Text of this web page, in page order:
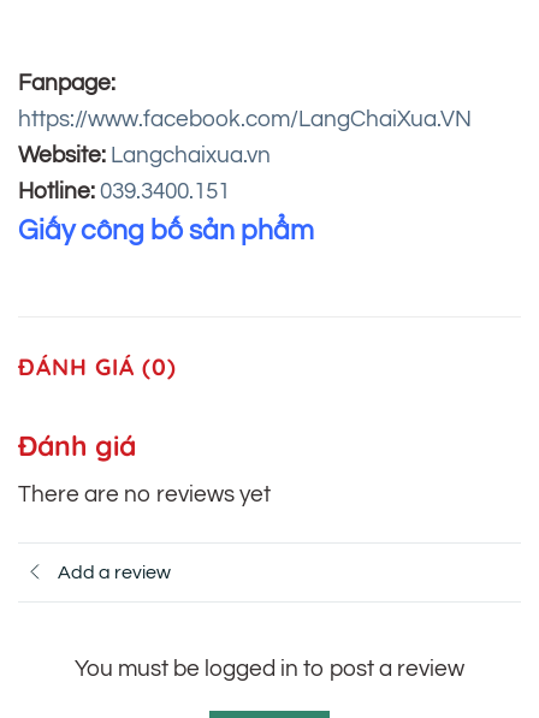
Fanpage:
https://www.facebook.com/LangChaiXua.VN
Website: Langchaixua.vn
Hotline: 039.3400.151
Giấy công bố sản phẩm
ĐÁNH GIÁ (0)
Đánh giá
There are no reviews yet
Add a review
You must be logged in to post a review